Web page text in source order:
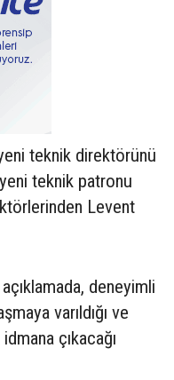
teknik direktörünü
teknik patronu
Levent
deneyimli
varıldığı ve
çıkacağı